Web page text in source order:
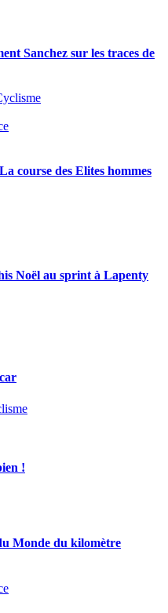
Sanchez sur les traces de
course des Elites hommes
Noël au sprint à Lapenty
!
Monde du kilomètre